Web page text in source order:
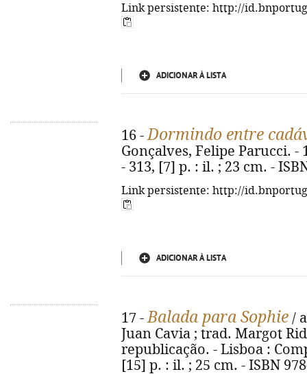
Link persistente: http://
ADICIONAR À LISTA
16 -Dormindo entre
Gonçalves, Felipe Parucci. -
- 313, [7] p. : il. ; 23 cm. -
Link persistente: http://
ADICIONAR À LISTA
17 -Balada para Sophie /
Juan Cavia ; trad. Margot
republicação. - Lisboa :
[15] p. : il. ; 25 cm. - ISBN